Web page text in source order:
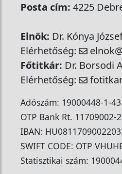
Posta cím: 4225
Elnök: Dr. Kónya
Elérhetőség:
Főtitkár: Dr. Borsodi
Elérhetőség:
Adószám: 19000448-1-43
OTP Bank Rt. 11709002-
IBAN:
SWIFT CODE: OTP
Statisztikai szám: